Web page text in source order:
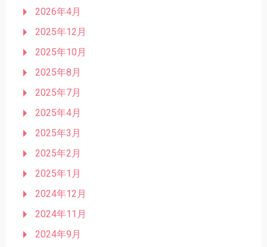
2026年4月
2025年12月
2025年10月
2025年8月
2025年7月
2025年4月
2025年3月
2025年2月
2025年1月
2024年12月
2024年11月
2024年9月